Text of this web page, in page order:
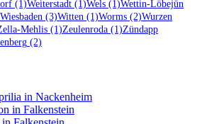
(1)Weiterstadt (1)Wels (1)Wettin-Löbejün
Wiesbaden (3)Witten (1)Worms (2)Wurzen
Mehlis (1)Zeulenroda (1)Zündapp
(2)
in Nackenheim
in Falkenstein